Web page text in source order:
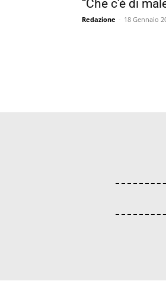
“Che c’è di
Redazione - 18 Gennaio